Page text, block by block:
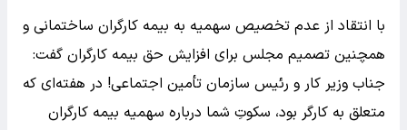
با انتقاد از عدم تخصیص سهمیه به بیمه کارگران ساختمانی و
همچنین تصمیم مجلس برای افزایش حق بیمه کارگران گفت:
جناب وزیر کار و رئیس سازمان تأمین اجتماعی! در هفته‌ای که
متعلق به کارگر بود، سکوتِ شما درباره سهمیه بیمه کارگران